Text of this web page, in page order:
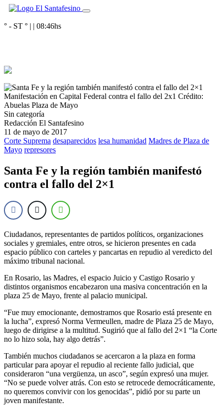
° - ST ° | | 08:46hs
Manifestación en Capital Federal contra el fallo del 2x1 Crédito:
Abuelas Plaza de Mayo
Sin categoría
Redacción El Santafesino
11 de mayo de 2017
Corte Suprema desaparecidos lesa humanidad Madres de Plaza de
Mayo represores
Santa Fe y la región también manifestó
contra el fallo del 2×1
Ciudadanos, representantes de partidos políticos, organizaciones
sociales y gremiales, entre otros, se hicieron presentes en cada
espacio público con carteles y pancartas en repudio al veredicto del
máximo tribunal nacional.
En Rosario, las Madres, el espacio Juicio y Castigo Rosario y
distintos organismos encabezaron una masiva concentración en la
plaza 25 de Mayo, frente al palacio municipal.
“Fue muy emocionante, demostramos que Rosario está presente en
la lucha”, expresó Norma Vermeullen, madre de Plaza 25 de Mayo,
luego de dirigirse a la multitud. Sugirió que al fallo del 2×1 “la Corte
no lo hizo sola, hay algo detrás”.
También muchos ciudadanos se acercaron a la plaza en forma
particular para apoyar el repudio al reciente fallo judicial, que
consideraron “una vergüenza, un asco”, según expresó una mujer.
“No se puede volver atrás. Con esto se retrocede democráticamente,
no queremos convivir con los genocidas”, pidió por su parte un
joven manifestante.